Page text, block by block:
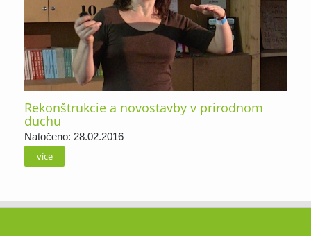
Rekonštrukcie a novostavby v prirodnom
duchu
Natočeno: 28.02.2016
více